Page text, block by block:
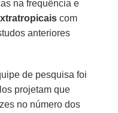
na frequência e
com
anteriores
de pesquisa foi
projetam que
no número dos